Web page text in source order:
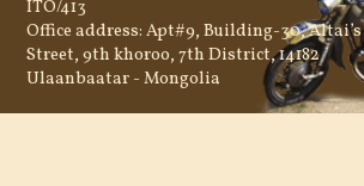
ITO/413
Office address: Apt#9, Building-30, Altai’s
Street, 9th khoroo, 7th District, 14182
Ulaanbaatar - Mongolia